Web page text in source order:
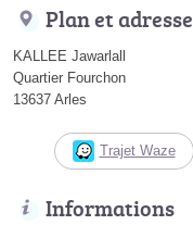
Plan et adresse
KALLEE Jawarlall
Quartier Fourchon
13637 Arles
Trajet Waze
Informations